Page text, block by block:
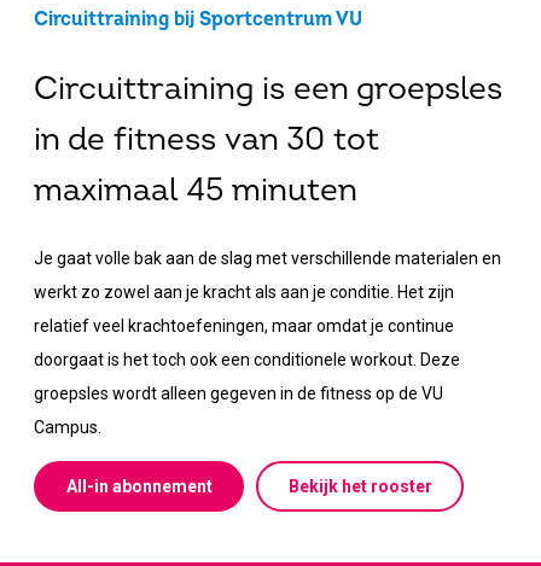
Circuittraining bij Sportcentrum VU
Circuittraining is een groepsles
in de fitness van 30 tot
maximaal 45 minuten
Je gaat volle bak aan de slag met verschillende materialen en
werkt zo zowel aan je kracht als aan je conditie. Het zijn
relatief veel krachtoefeningen, maar omdat je continue
doorgaat is het toch ook een conditionele workout. Deze
groepsles wordt alleen gegeven in de fitness op de VU
Campus.
All-in abonnement Bekijk het rooster